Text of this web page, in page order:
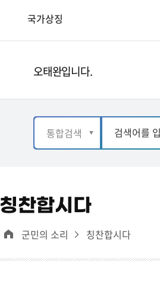
국가상징
오태완입니다.
칭찬합시다
군민의 소리 칭찬합시다